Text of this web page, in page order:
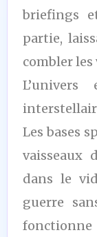
briefings
partie,
combler les
Les bases
vaisseaux
dans le
guerre